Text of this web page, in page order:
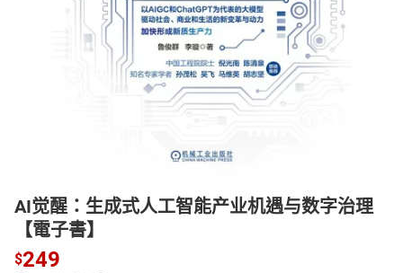
電子/紙本書
AI觉醒：生成式人工智能产业机遇与数字治理
【電子書】
$249